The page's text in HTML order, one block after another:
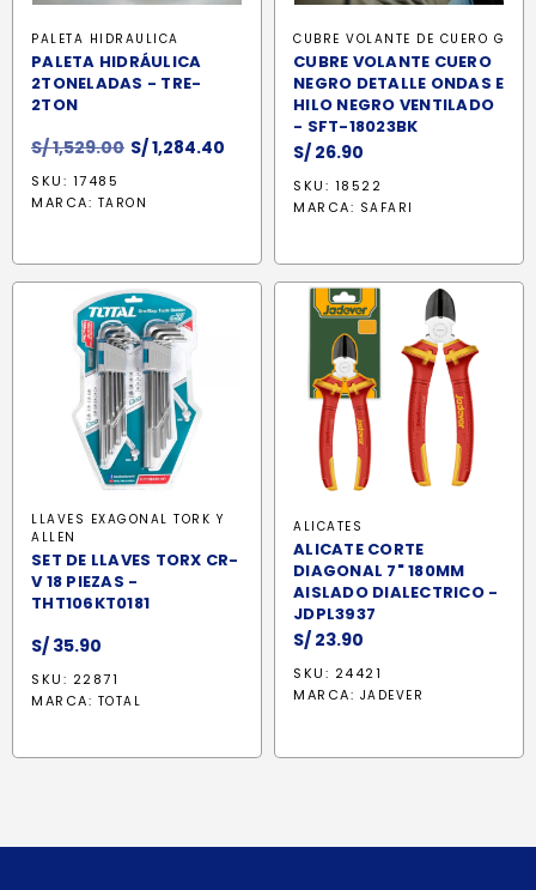
PALETA HIDRAULICA
PALETA HIDRÁULICA
2TONELADAS - TRE-
2TON
S/1,529.00 El
original
S/1,284.40
SKU: 17485
MARCA: TARON
CUBRE VOLANTE DE CUERO G
CUBRE VOLANTE CUERO
NEGRO DETALLE ONDAS E
HILO NEGRO VENTILADO
- SFT-18023BK
S/ 26.90
SKU: 18522
MARCA: SAFARI
LLAVES EXAGONAL TORK Y
ALLEN
SET DE LLAVES TORX CR-
V 18 PIEZAS -
THT106KT0181
S/ 35.90
SKU: 22871
MARCA: TOTAL
ALICATES
ALICATE CORTE
DIAGONAL 7" 180MM
AISLADO DIALECTRICO -
JDPL3937
S/ 23.90
SKU: 24421
MARCA: JADEVER